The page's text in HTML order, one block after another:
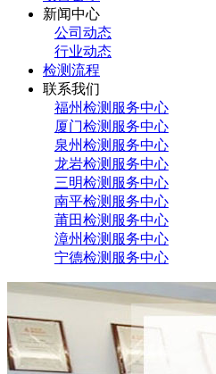
新闻中心
公司动态
行业动态
检测流程
联系我们
福州检测服务中心
厦门检测服务中心
泉州检测服务中心
龙岩检测服务中心
三明检测服务中心
南平检测服务中心
莆田检测服务中心
漳州检测服务中心
宁德检测服务中心